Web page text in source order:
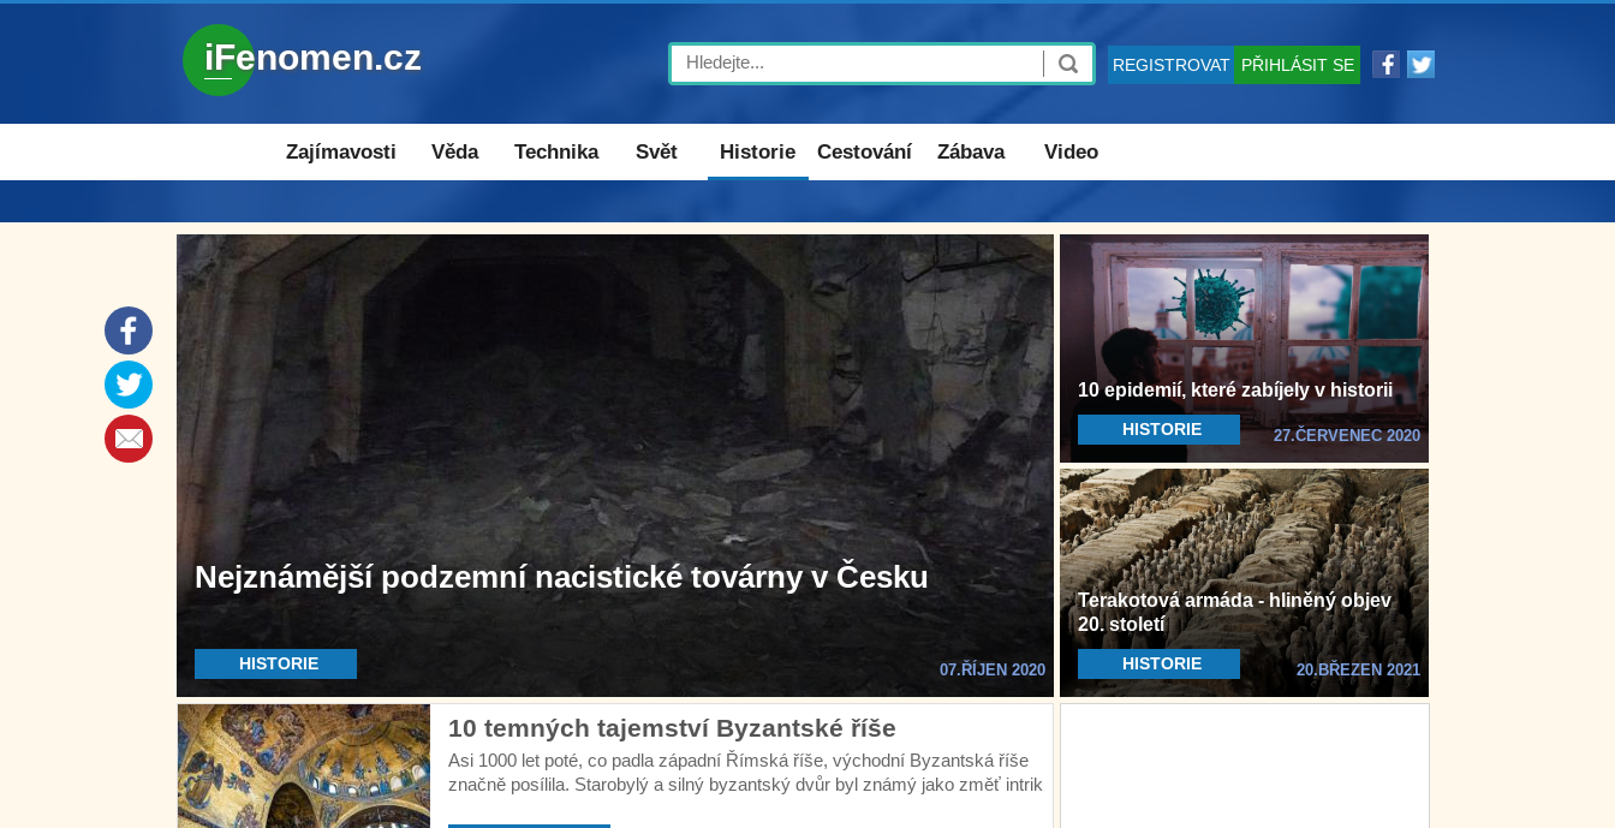
iFenomen.cz REGISTROVAT PŘIHLÁSIT SE
Search
Zajímavosti Věda Technika Svět Historie Cestování Zábava Video
Nejznámější podzemní nacistické továrny v Česku
HISTORIE 07.ŘÍJEN 2020
10 epidemií, které zabíjely v historii
HISTORIE 27.ČERVENEC 2020
Terakotová armáda - hliněný objev
20. století
HISTORIE 20.BŘEZEN 2021
10 temných tajemství Byzantské říše
Asi 1000 let poté, co padla západní Římská říše, východní Byzantská říše
značně posílila. Starobylý a silný byzantský dvůr byl známý jako změť intrik